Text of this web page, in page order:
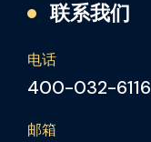
联系我们
电话
400-032-6116
邮箱